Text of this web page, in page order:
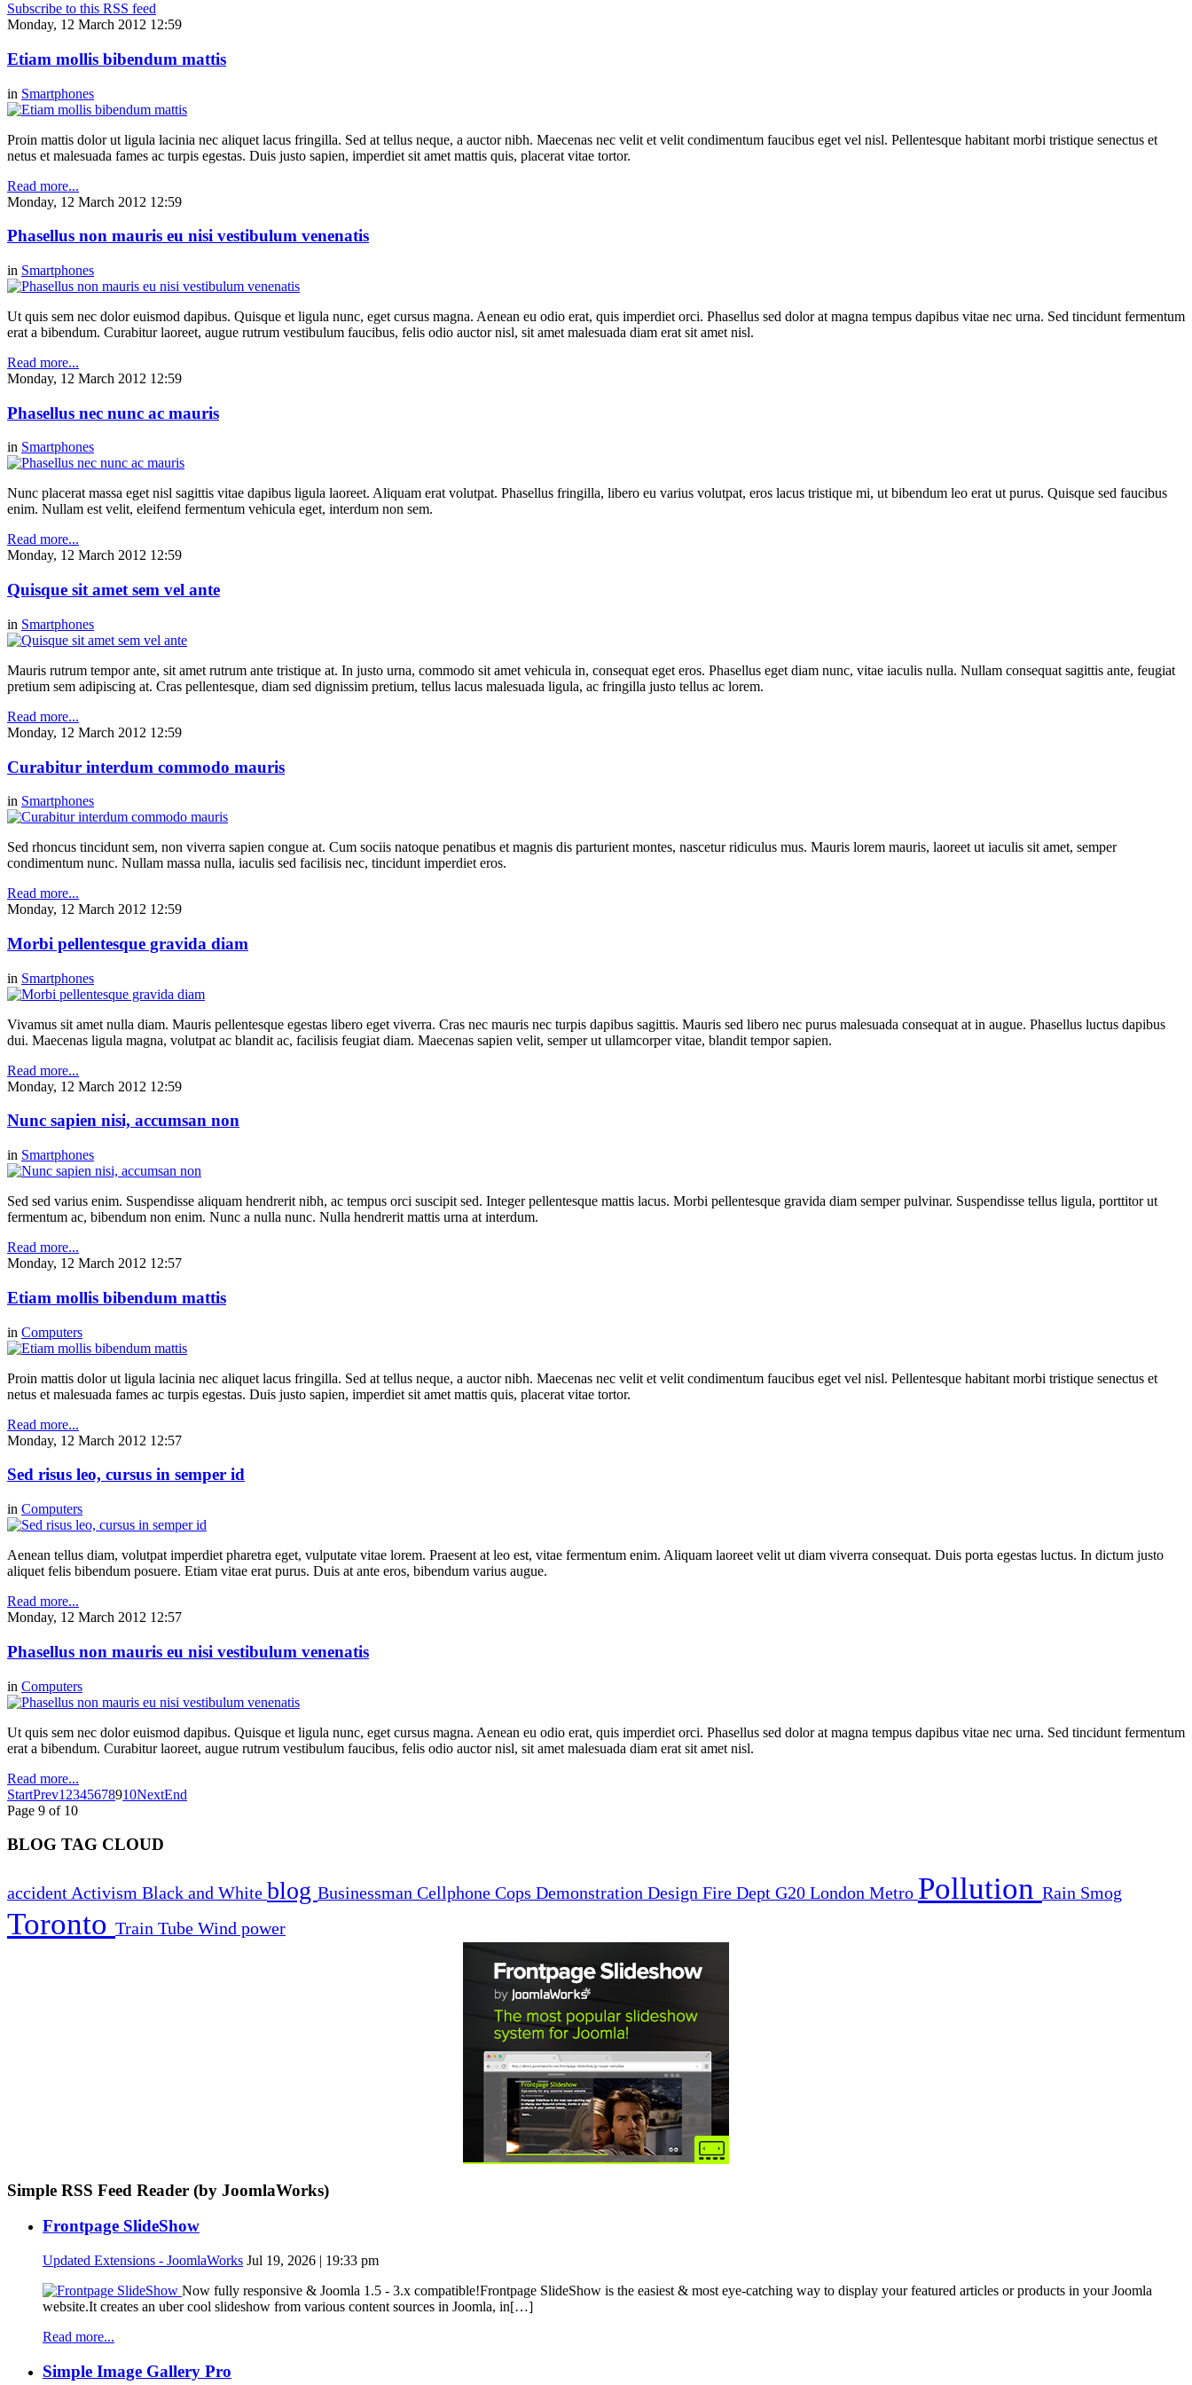
Subscribe to this RSS feed
Monday, 12 March 2012 12:59
Etiam mollis bibendum mattis
in Smartphones
Proin mattis dolor ut ligula lacinia nec aliquet lacus fringilla. Sed at tellus neque, a auctor nibh. Maecenas nec velit et velit condimentum faucibus eget vel nisl. Pellentesque habitant morbi tristique senectus et
netus et malesuada fames ac turpis egestas. Duis justo sapien, imperdiet sit amet mattis quis, placerat vitae tortor.
Read more...
Monday, 12 March 2012 12:59
Phasellus non mauris eu nisi vestibulum venenatis
in Smartphones
Ut quis sem nec dolor euismod dapibus. Quisque et ligula nunc, eget cursus magna. Aenean eu odio erat, quis imperdiet orci. Phasellus sed dolor at magna tempus dapibus vitae nec urna. Sed tincidunt fermentum
erat a bibendum. Curabitur laoreet, augue rutrum vestibulum faucibus, felis odio auctor nisl, sit amet malesuada diam erat sit amet nisl.
Read more...
Monday, 12 March 2012 12:59
Phasellus nec nunc ac mauris
in Smartphones
Nunc placerat massa eget nisl sagittis vitae dapibus ligula laoreet. Aliquam erat volutpat. Phasellus fringilla, libero eu varius volutpat, eros lacus tristique mi, ut bibendum leo erat ut purus. Quisque sed faucibus
enim. Nullam est velit, eleifend fermentum vehicula eget, interdum non sem.
Read more...
Monday, 12 March 2012 12:59
Quisque sit amet sem vel ante
in Smartphones
Mauris rutrum tempor ante, sit amet rutrum ante tristique at. In justo urna, commodo sit amet vehicula in, consequat eget eros. Phasellus eget diam nunc, vitae iaculis nulla. Nullam consequat sagittis ante, feugiat
pretium sem adipiscing at. Cras pellentesque, diam sed dignissim pretium, tellus lacus malesuada ligula, ac fringilla justo tellus ac lorem.
Read more...
Monday, 12 March 2012 12:59
Curabitur interdum commodo mauris
in Smartphones
Sed rhoncus tincidunt sem, non viverra sapien congue at. Cum sociis natoque penatibus et magnis dis parturient montes, nascetur ridiculus mus. Mauris lorem mauris, laoreet ut iaculis sit amet, semper
condimentum nunc. Nullam massa nulla, iaculis sed facilisis nec, tincidunt imperdiet eros.
Read more...
Monday, 12 March 2012 12:59
Morbi pellentesque gravida diam
in Smartphones
Vivamus sit amet nulla diam. Mauris pellentesque egestas libero eget viverra. Cras nec mauris nec turpis dapibus sagittis. Mauris sed libero nec purus malesuada consequat at in augue. Phasellus luctus dapibus
dui. Maecenas ligula magna, volutpat ac blandit ac, facilisis feugiat diam. Maecenas sapien velit, semper ut ullamcorper vitae, blandit tempor sapien.
Read more...
Monday, 12 March 2012 12:59
Nunc sapien nisi, accumsan non
in Smartphones
Sed sed varius enim. Suspendisse aliquam hendrerit nibh, ac tempus orci suscipit sed. Integer pellentesque mattis lacus. Morbi pellentesque gravida diam semper pulvinar. Suspendisse tellus ligula, porttitor ut
fermentum ac, bibendum non enim. Nunc a nulla nunc. Nulla hendrerit mattis urna at interdum.
Read more...
Monday, 12 March 2012 12:57
Etiam mollis bibendum mattis
in Computers
Proin mattis dolor ut ligula lacinia nec aliquet lacus fringilla. Sed at tellus neque, a auctor nibh. Maecenas nec velit et velit condimentum faucibus eget vel nisl. Pellentesque habitant morbi tristique senectus et
netus et malesuada fames ac turpis egestas. Duis justo sapien, imperdiet sit amet mattis quis, placerat vitae tortor.
Read more...
Monday, 12 March 2012 12:57
Sed risus leo, cursus in semper id
in Computers
Aenean tellus diam, volutpat imperdiet pharetra eget, vulputate vitae lorem. Praesent at leo est, vitae fermentum enim. Aliquam laoreet velit ut diam viverra consequat. Duis porta egestas luctus. In dictum justo
aliquet felis bibendum posuere. Etiam vitae erat purus. Duis at ante eros, bibendum varius augue.
Read more...
Monday, 12 March 2012 12:57
Phasellus non mauris eu nisi vestibulum venenatis
in Computers
Ut quis sem nec dolor euismod dapibus. Quisque et ligula nunc, eget cursus magna. Aenean eu odio erat, quis imperdiet orci. Phasellus sed dolor at magna tempus dapibus vitae nec urna. Sed tincidunt fermentum
erat a bibendum. Curabitur laoreet, augue rutrum vestibulum faucibus, felis odio auctor nisl, sit amet malesuada diam erat sit amet nisl.
Read more...
StartPrev1 2345678910NextEnd
Page 9 of 10
BLOG TAG CLOUD
accident Activism Black and White blog Businessman Cellphone Cops Demonstration Design Fire Dept G20 London Metro Pollution Rain Smog
Toronto Train Tube Wind power
Simple RSS Feed Reader (by JoomlaWorks)
Frontpage SlideShow
Updated Extensions - JoomlaWorks Jul 19, 2026 | 19:33 pm
Now fully responsive & Joomla 1.5 - 3.x compatible!Frontpage SlideShow is the easiest & most eye-catching way to display your featured articles or products in your Joomla
website.It creates an uber cool slideshow from various content sources in Joomla, in[…]
Read more...
Simple Image Gallery Pro